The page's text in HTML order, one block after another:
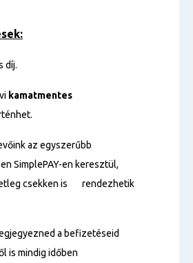
díj.
kamatmentes
az egyszerűbb
SimplePAY-en keresztül,
csekken is rendezhetik
a befizetéseid
is mindig időben